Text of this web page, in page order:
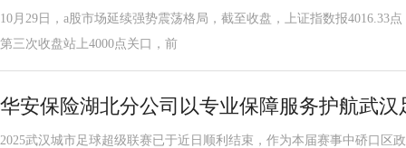
10月29日，a股市场延续强势震荡格局，截至收盘，上证指数报4016.33
第三次收盘站上4000点关口，前
华安保险湖北分公司以专业保障服务护航武汉
2025武汉城市足球超级联赛已于近日顺利结束，作为本届赛事中硚口区